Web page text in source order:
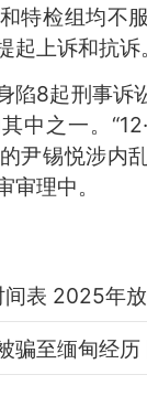
特检组均不
起上诉和抗诉。
8起刑事诉
中之一。
尹锡悦涉内
审理中。